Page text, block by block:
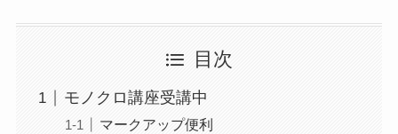
目次
モノクロ講座受講中
マークアップ便利